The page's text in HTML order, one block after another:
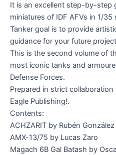
It is an excellent step-by-step
miniatures of IDF AFVs in 1/35
Tanker goal is to provide
guidance for your future
This is the second volume of
most iconic tanks and
Defense Forces.
Prepared in strict collaboration
Eagle Publishing!.
Contents:
ACHZARIT by Rubén
AMX-13/75 by Lucas Zaro
Magach 6B Gal Batash by